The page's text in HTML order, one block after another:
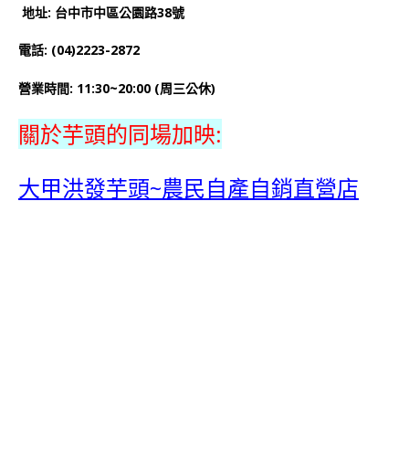
地址: 台中市中區公園路38號
電話: (04)2223-2872
營業時間: 11:30~20:00 (周三公休)
關於芋頭的同場加映:
大甲洪發芋頭~農民自產自銷直營店